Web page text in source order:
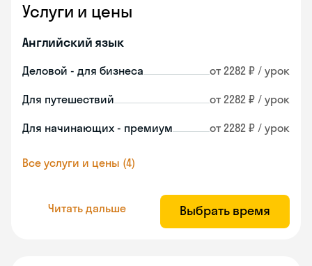
Услуги и цены
Английский язык
Деловой - для бизнеса от 2282 ₽ / урок
Для путешествий от 2282 ₽ / урок
Для начинающих - премиум от 2282 ₽ / урок
Все услуги и цены (4)
Читать дальше Выбрать время